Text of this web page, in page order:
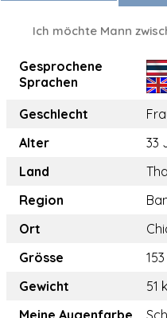
Ich möchte Mann
Gesprochene
Sprachen
Geschlecht
Alter
33
Land
Region
Ort
Grösse
Gewicht
51